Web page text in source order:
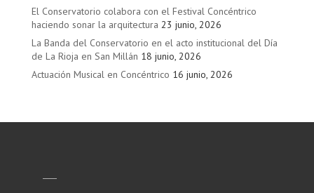
El Conservatorio colabora con el Festival Concéntrico
haciendo sonar la arquitectura 23 junio, 2026
La Banda del Conservatorio en el acto institucional del Día
de La Rioja en San Millán 18 junio, 2026
Actuación Musical en Concéntrico 16 junio, 2026